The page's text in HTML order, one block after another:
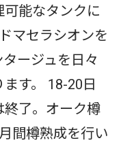
能なタンクに
マセラシオンを
ージュを日々
す。 18-20日
了。オーク樽
間樽熟成を行い